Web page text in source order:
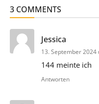
3 COMMENTS
Jessica
13. September 2024
144 meinte ich
Antworten